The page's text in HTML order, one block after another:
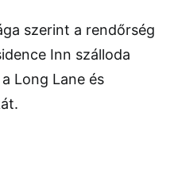
szerint a rendőrség
Inn szálloda
Long Lane és